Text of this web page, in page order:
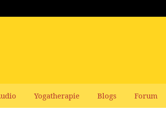
Yogatherapie Blogs Forum